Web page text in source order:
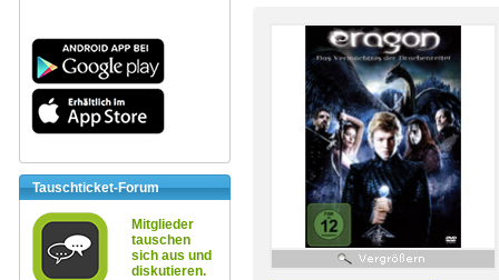
Tauschticket-Forum
Mitglieder
tauschen
sich aus und
diskutieren.